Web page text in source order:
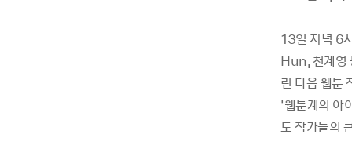
13일 저녁 6
Hun, 천계영
린 다음 웹툰
‘웹툰계의 아
도 작가들의